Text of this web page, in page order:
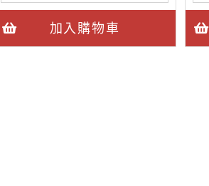
加入購物車